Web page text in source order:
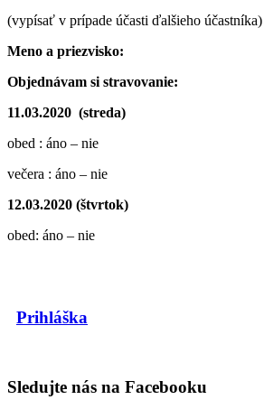
(vypísať v prípade účasti ďalšieho účastníka)
Meno a priezvisko:
Objednávam si stravovanie:
11.03.2020 (streda)
obed : áno – nie
večera : áno – nie
12.03.2020 (štvrtok)
obed: áno – nie
Prihláška
Sledujte nás na Facebooku